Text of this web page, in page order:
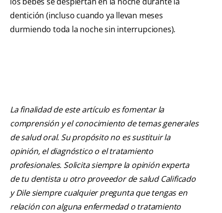
dentición (incluso cuando ya llevan meses
durmiendo toda la noche sin interrupciones).
La finalidad de este artículo es fomentar la
comprensión y el conocimiento de temas generales
de salud oral. Su propósito no es sustituir la
opinión, el diagnóstico o el tratamiento
profesionales. Solicita siempre la opinión experta
de tu dentista u otro proveedor de salud Calificado
y Dile siempre cualquier pregunta que tengas en
relación con alguna enfermedad o tratamiento